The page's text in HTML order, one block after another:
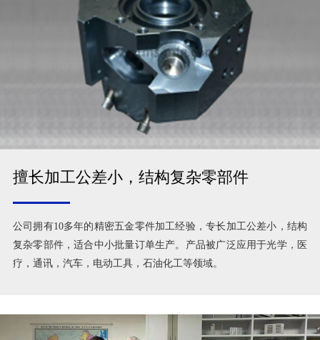
擅长加工公差小，结构复杂零部件
公司拥有10多年的精密五金零件加工经验，专长加工公差小，结构
复杂零部件，适合中小批量订单生产。产品被广泛应用于光学，医
疗，通讯，汽车，电动工具，石油化工等领域。